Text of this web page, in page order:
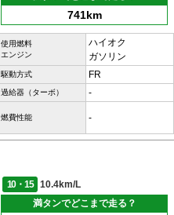
741km
使用燃料
エンジン
ハイオク
ガソリン
駆動方式 FR
過給器（ターボ） -
燃費性能 -
10・15
10.4km/L
満タンでどこまで走る？